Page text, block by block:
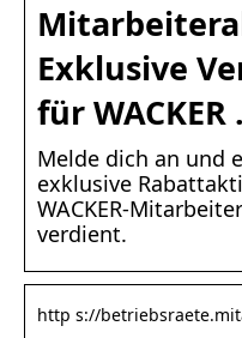
Exklusive
für WACKER
Melde dich an und
exklusive
WACKER-
verdient.
http s://